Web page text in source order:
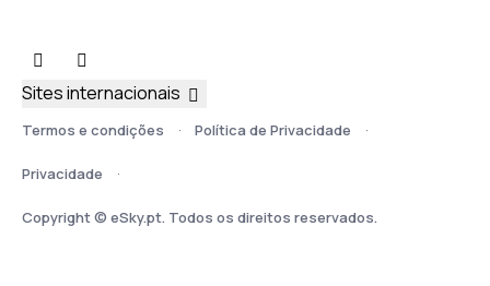
Termos e condições Política de Privacidade
Privacidade
Copyright © eSky.pt. Todos os direitos reservados.
Sites internacionais